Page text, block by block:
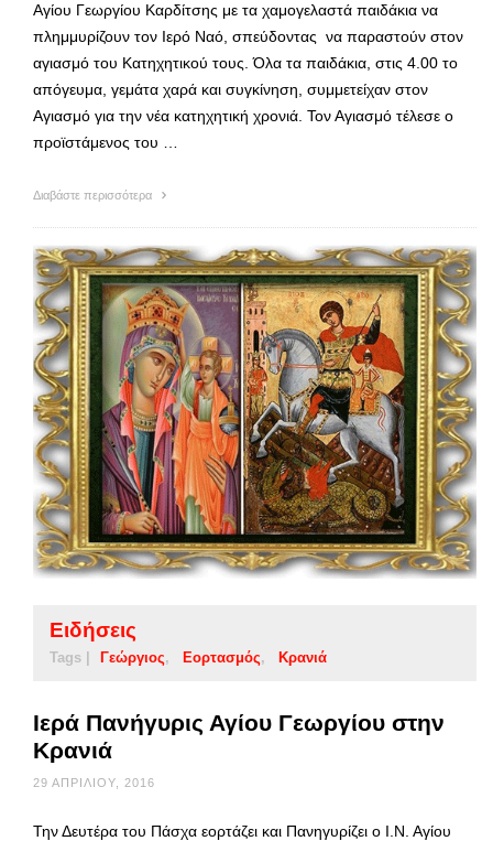
Αγίου Γεωργίου Καρδίτσης με τα χαμογελαστά παιδάκια να
πλημμυρίζουν τον Ιερό Ναό, σπεύδοντας να παραστούν στον
αγιασμό του Κατηχητικού τους. Όλα τα παιδάκια, στις 4.00 το
απόγευμα, γεμάτα χαρά και συγκίνηση, συμμετείχαν στον
Αγιασμό για την νέα κατηχητική χρονιά. Τον Αγιασμό τέλεσε ο
προϊστάμενος του …
Διαβάστε περισσότερα
Ειδήσεις
Tags | Γεώργιος Εορτασμός Κρανιά
Ιερά Πανήγυρις Αγίου Γεωργίου στην
Κρανιά
29 ΑΠΡΙΛΊΟΥ, 2016
Την Δευτέρα του Πάσχα εορτάζει και Πανηγυρίζει ο Ι.Ν. Αγίου